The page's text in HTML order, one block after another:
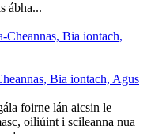
ábha...
Bia iontach, Agus
foirne lán aicsin le
oiliúint i scileanna nua